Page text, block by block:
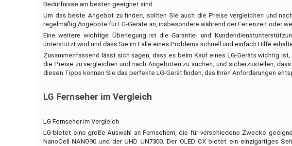
Bedürfnisse am besten geeignet sind.
Um das beste Angebot zu finden, sollten Sie auch die Preise vergleichen und
regelmäßig Angebote für LG-Geräte an, insbesondere während der Ferienzeit oder
Eine weitere wichtige Überlegung ist die Garantie- und
unterstützt wird und dass Sie im Falle eines Problems schnell und einfach Hilfe
Zusammenfassend lässt sich sagen, dass es beim Kauf eines LG-Geräts wichtig
die Preise zu vergleichen und nach Angeboten zu suchen, und sicherzustellen,
diesen Tipps können Sie das perfekte LG-Gerät finden, das Ihren Anforderungen
LG Fernseher im Vergleich
LG Fernseher im Vergleich
LG bietet eine große Auswahl an Fernsehern, die für verschiedene Zwecke
NanoCell NANO90 und der UHD UN7300. Der OLED CX bietet ein einzigartiges